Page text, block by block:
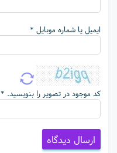
ایمیل یا شماره موبایل *
کد موجود در تصویر را بنویسید. *